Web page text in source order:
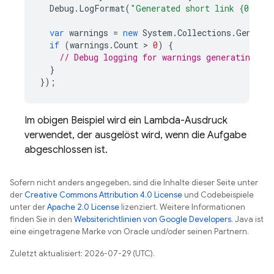
Debug . LogFormat( "Generated short link {0}"
var warnings = new System .Collections .Generic
if (warnings .Count > 0)
{
// Debug logging for warnings generating
}
});
Im obigen Beispiel wird ein Lambda-Ausdruck
verwendet, der ausgelöst wird, wenn die Aufgabe
abgeschlossen ist.
Sofern nicht anders angegeben, sind die Inhalte dieser Seite unter
derCreative Commons Attribution 4.0 License und Codebeispiele
unter derApache 2.0 License lizenziert. Weitere Informationen
finden Sie in den Websiterichtlinien von Google Developers. Java ist
eine eingetragene Marke von Oracle und/oder seinen Partnern.
Zuletzt aktualisiert: 2026-07-29 (UTC).